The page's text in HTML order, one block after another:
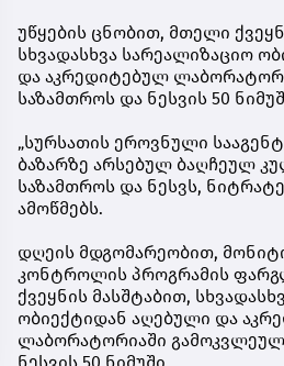
უწყების ცნობით, მთელი
სხვადასხვა სარეალიზაციო
და აკრედიტებულ
საზამთროს და ნესვის 50
„სურსათის ეროვნული
ბაზარზე არსებულ ბაღჩეულ
საზამთროს და ნესვს,
ამოწმებს.
დღეის მდგომარეობით,
კონტროლის პროგრამის
ქვეყნის მასშტაბით,
ობიექტიდან აღებული და
ლაბორატორიაში